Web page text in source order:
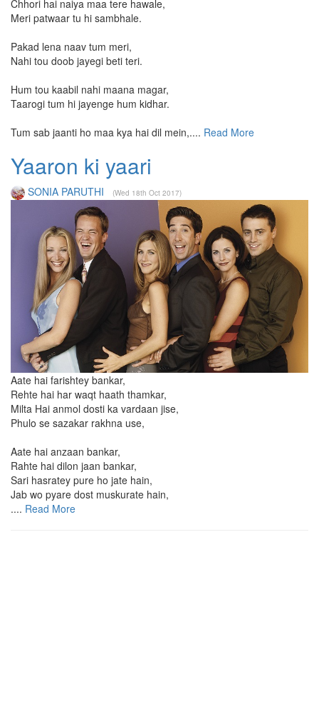
Chhori hai naiya maa tere hawale,
Meri patwaar tu hi sambhale.
Pakad lena naav tum meri,
Nahi tou doob jayegi beti teri.
Hum tou kaabil nahi maana magar,
Taarogi tum hi jayenge hum kidhar.
Tum sab jaanti ho maa kya hai dil mein,.... Read More
Yaaron ki yaari
SONIA PARUTHI (Wed 18th Oct 2017)
Aate hai farishtey bankar,
Rehte hai har waqt haath thamkar,
Milta Hai anmol dosti ka vardaan jise,
Phulo se sazakar rakhna use,
Aate hai anzaan bankar,
Rahte hai dilon jaan bankar,
Sari hasratey pure ho jate hain,
Jab wo pyare dost muskurate hain,
.... Read More